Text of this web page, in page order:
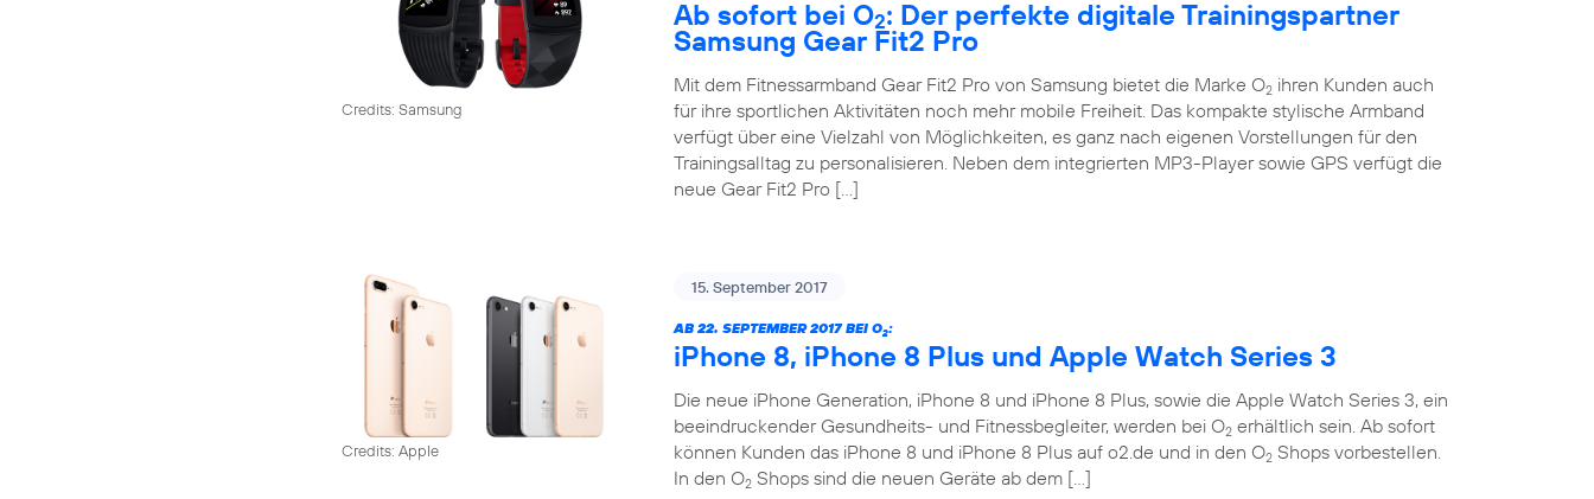
Credits: Samsung
Ab sofort bei O2: Der perfekte digitale Trainingspartner
Samsung Gear Fit2 Pro
Mit dem Fitnessarmband Gear Fit2 Pro von Samsung bietet die Marke O2 ihren Kunden auch
für ihre sportlichen Aktivitäten noch mehr mobile Freiheit. Das kompakte stylische Armband
verfügt über eine Vielzahl von Möglichkeiten, es ganz nach eigenen Vorstellungen für den
Trainingsalltag zu personalisieren. Neben dem integrierten MP3-Player sowie GPS verfügt die
neue Gear Fit2 Pro […]
Credits: Apple
15. September 2017
AB 22. SEPTEMBER 2017 BEI O2:
iPhone 8, iPhone 8 Plus und Apple Watch Series 3
Die neue iPhone Generation, iPhone 8 und iPhone 8 Plus, sowie die Apple Watch Series 3, ein
beeindruckender Gesundheits- und Fitnessbegleiter, werden bei O2 erhältlich sein. Ab sofort
können Kunden das iPhone 8 und iPhone 8 Plus auf o2.de und in den O2 Shops vorbestellen.
In den O2 Shops sind die neuen Geräte ab dem […]